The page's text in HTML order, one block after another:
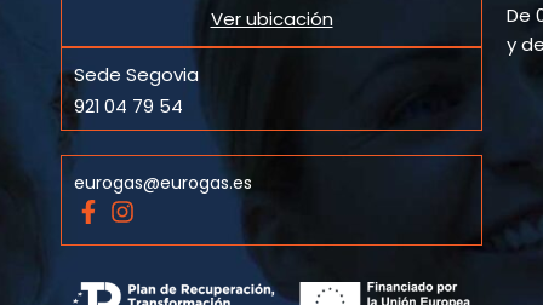
Ver ubicación
Sede Segovia
921 04 79 54
eurogas@eurogas.es
F
a
c
e
I
n
s
t
De
y